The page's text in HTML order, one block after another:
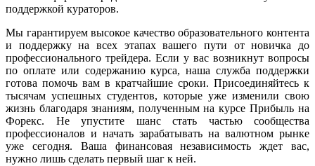
поддержкой кураторов.
Мы гарантируем высокое качество образовательного контента
и поддержку на всех этапах вашего пути от новичка до
профессионального трейдера. Если у вас возникнут вопросы
по оплате или содержанию курса, наша служба поддержки
готова помочь вам в кратчайшие сроки. Присоединяйтесь к
тысячам успешных студентов, которые уже изменили свою
жизнь благодаря знаниям, полученным на курсе Прибыль на
Форекс. Не упустите шанс стать частью сообщества
профессионалов и начать зарабатывать на валютном рынке
уже сегодня. Ваша финансовая независимость ждет вас,
нужно лишь сделать первый шаг к ней.